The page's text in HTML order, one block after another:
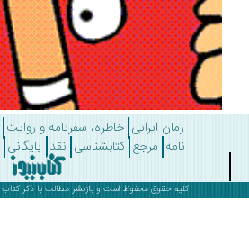
رمان ایرانی خاطره، سفرنامه و روایت
مرجع کتابشناسی نقد بایگانی پیگیری
کلیه حقوق محفوظ است و بازنشر مطالب با ذکرکتاب نیوز و